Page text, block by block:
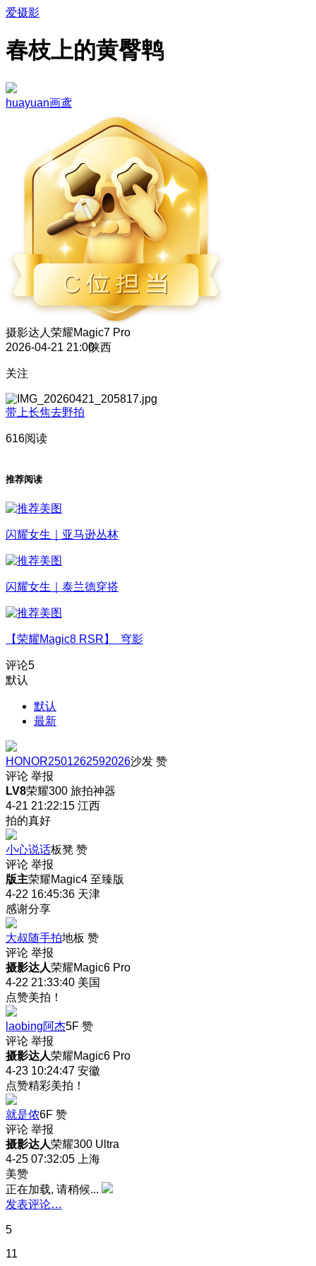
爱摄影
春枝上的黄臀鹎
huayuan画鸢
摄影达人 荣耀Magic7 Pro
2026-04-21 21:00陕西
关注
带上长焦去野拍
616阅读
推荐阅读
闪耀女生｜亚马逊丛林
闪耀女生｜泰兰德穿搭
【荣耀Magic8 RSR】 穹影
评论5
默认
默认
最新
HONOR2501262592026沙发 赞
评论 举报
LV8荣耀300 旅拍神器
4-21 21:22:15 江西
拍的真好
小心说话板凳 赞
评论 举报
版主荣耀Magic4 至臻版
4-22 16:45:36 天津
感谢分享
大叔随手拍地板 赞
评论 举报
摄影达人荣耀Magic6 Pro
4-22 21:33:40 美国
点赞美拍！
laobing阿杰5F 赞
评论 举报
摄影达人荣耀Magic6 Pro
4-23 10:24:47 安徽
点赞精彩美拍！
就是侬6F 赞
评论 举报
摄影达人荣耀300 Ultra
4-25 07:32:05
上海
美赞
正在加载, 请稍候...
发表评论…
5
11